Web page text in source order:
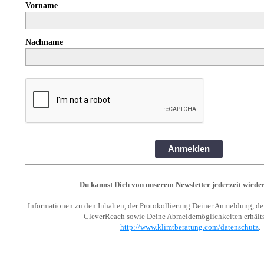
Vorname
Nachname
Anmelden
Du kannst Dich von unserem Newsletter jederzeit
Informationen zu den Inhalten, der Protokollierung Deiner Anmeldung,
CleverReach sowie Deine Abmeldemöglichkeiten
http://www.klimtberatung.com/datenschutz.